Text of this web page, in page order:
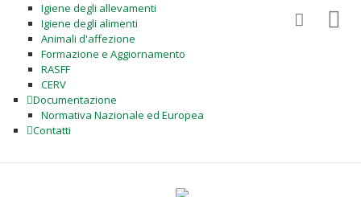
Igiene degli allevamenti
Igiene degli alimenti
Animali d'affezione
Formazione e Aggiornamento
RASFF
CERV
Documentazione
Normativa Nazionale ed Europea
Contatti